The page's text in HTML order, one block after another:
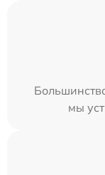
мы